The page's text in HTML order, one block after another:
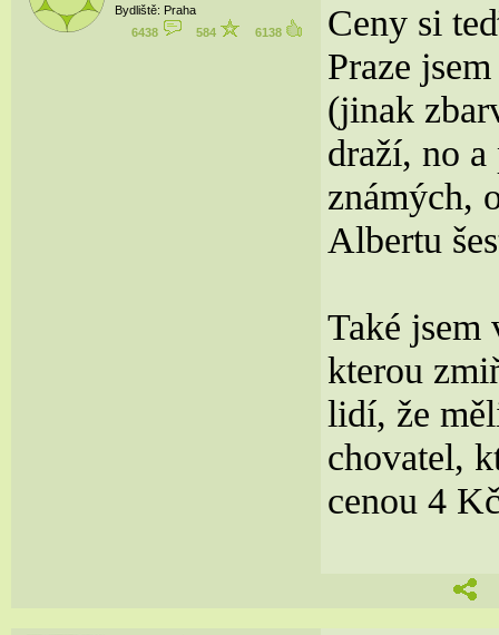
Bydliště: Praha
6438
584 6138
Ceny si
Praze
(jinak
draží, no
známých,
Albertu
Také jsem
kterou
lidí, že
chovatel,
cenou 4